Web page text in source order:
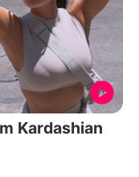
Kardashian